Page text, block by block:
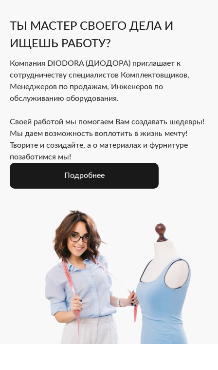
ТЫ МАСТЕР СВОЕГО ДЕЛА И
ИЩЕШЬ РАБОТУ?
Компания DIODORA (ДИОДОРА) приглашает к
сотрудничеству специалистов Комплектовщиков,
Менеджеров по продажам, Инженеров по
обслуживанию оборудования.
Своей работой мы помогаем Вам создавать шедевры!
Мы даем возможность воплотить в жизнь мечту!
Творите и созидайте, а о материалах и фурнитуре
позаботимся мы!
Подробнее